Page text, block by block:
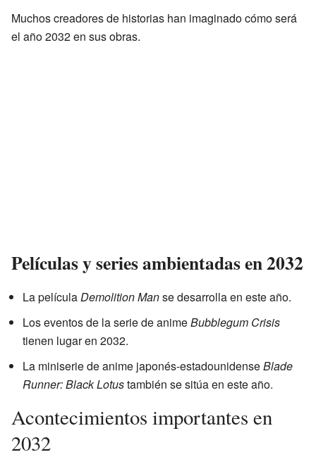
Muchos creadores de historias han imaginado cómo será
el año 2032 en sus obras.
Películas y series ambientadas en 2032
La película Demolition Manse desarrolla en este año.
Los eventos de la serie de animeBubblegum Crisis
tienen lugar en 2032.
La miniserie de anime japonés-estadounidenseBlade
Runner: Black Lotustambién se sitúa en este año.
Acontecimientos importantes en
2032